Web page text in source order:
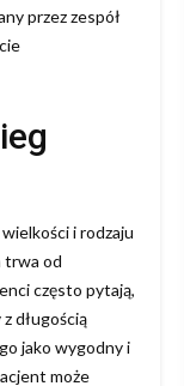
przez zespół
i rodzaju
trwa od
często pytają,
długością
jako wygodny i
może